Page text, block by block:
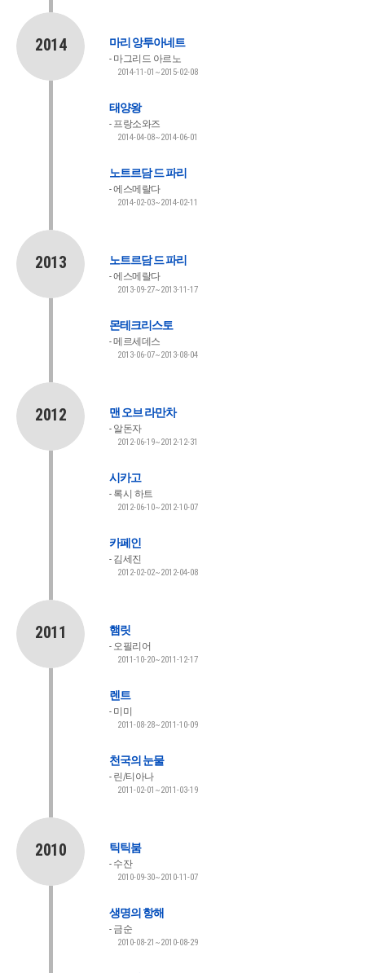
2014 마리 앙투아네트
마그리드 아르노
2014-11-01~2015-02-08
태양왕
프랑소와즈
2014-04-08~2014-06-01
노트르담 드 파리
에스메랄다
2014-02-03~2014-02-11
2013 노트르담 드 파리
에스메랄다
2013-09-27~2013-11-17
몬테크리스토
메르세데스
2013-06-07~2013-08-04
2012 맨 오브 라만차
알돈자
2012-06-19~2012-12-31
시카고
록시 하트
2012-06-10~2012-10-07
카페인
김세진
2012-02-02~2012-04-08
2011 햄릿
오필리어
2011-10-20~2011-12-17
렌트
미미
2011-08-28~2011-10-09
천국의 눈물
린/티아나
2011-02-01~2011-03-19
2010 틱틱붐
수잔
2010-09-30~2010-11-07
생명의 항해
금순
2010-08-21~2010-08-29